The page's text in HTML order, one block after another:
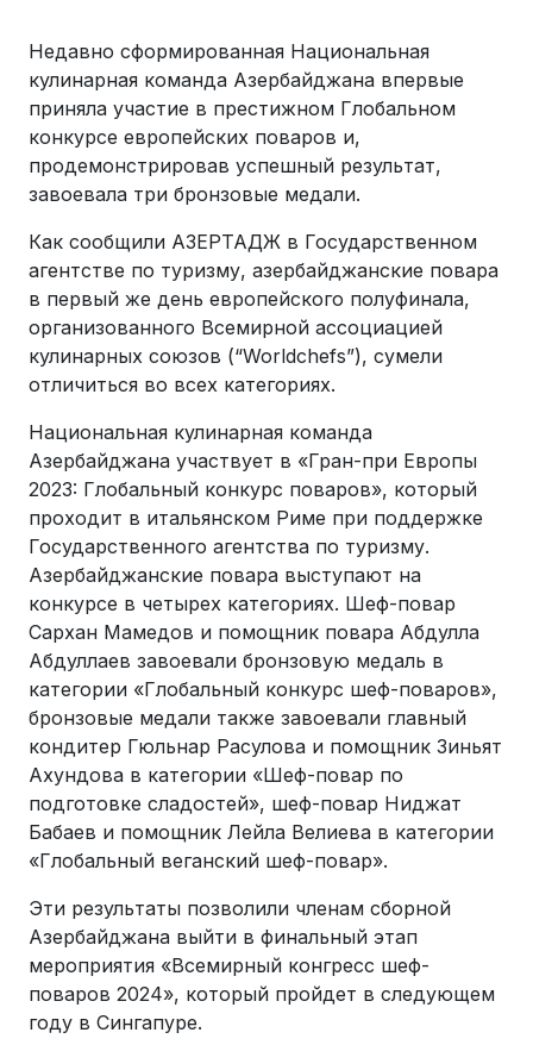
Недавно сформированная Национальная
кулинарная команда Азербайджана впервые
приняла участие в престижном Глобальном
конкурсе европейских поваров и,
продемонстрировав успешный результат,
завоевала три бронзовые медали.
Как сообщили АЗЕРТАДЖ в Государственном
агентстве по туризму, азербайджанские повара
в первый же день европейского полуфинала,
организованного Всемирной ассоциацией
кулинарных союзов (“Worldchefs”), сумели
отличиться во всех категориях.
Национальная кулинарная команда
Азербайджана участвует в «Гран-при Европы
2023: Глобальный конкурс поваров», который
проходит в итальянском Риме при поддержке
Государственного агентства по туризму.
Азербайджанские повара выступают на
конкурсе в четырех категориях. Шеф-повар
Сархан Мамедов и помощник повара Абдулла
Абдуллаев завоевали бронзовую медаль в
категории «Глобальный конкурс шеф-поваров»,
бронзовые медали также завоевали главный
кондитер Гюльнар Расулова и помощник Зиньят
Ахундова в категории «Шеф-повар по
подготовке сладостей», шеф-повар Ниджат
Бабаев и помощник Лейла Велиева в категории
«Глобальный веганский шеф-повар».
Эти результаты позволили членам сборной
Азербайджана выйти в финальный этап
мероприятия «Всемирный конгресс шеф-
поваров 2024», который пройдет в следующем
году в Сингапуре.